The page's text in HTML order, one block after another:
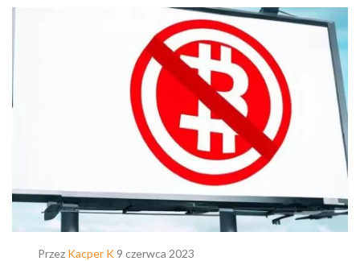
Przez Kacper K 9 czerwca 2023